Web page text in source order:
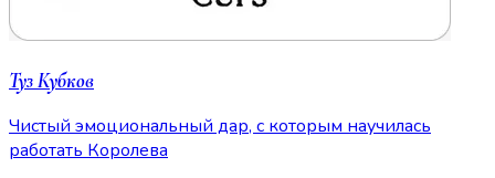
Туз Кубков
Чистый эмоциональный дар, с которым научилась
работать Королева